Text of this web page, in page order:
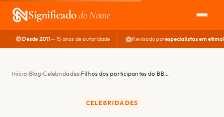
Significadodo Nome
EXPLORAR
NOME PERFEITO
Desde 2011— 15 anos de autoridade Revisado porespecialistas em
Início Blog Celebridades Filhos dos participantes do BB...
CELEBRIDADES